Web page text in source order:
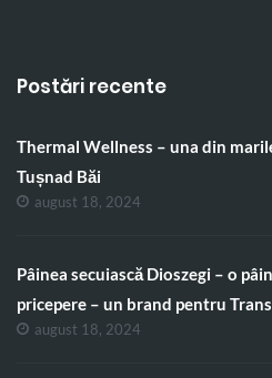
Postări recente
Thermal Wellness – una din
Tușnad Băi
august 18, 2024
Pâinea secuiască Dioszegi – o
pricepere – un brand pentru
august 18, 2024